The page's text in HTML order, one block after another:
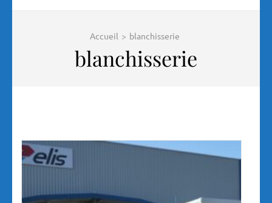
Accueil > blanchisserie
blanchisserie